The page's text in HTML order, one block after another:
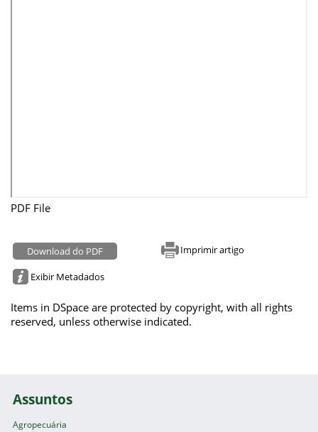
PDF File
Download do PDF Imprimir artigo
Exibir Metadados
Items in DSpace are protected by copyright, with all rights
reserved, unless otherwise indicated.
Assuntos
Agropecuária